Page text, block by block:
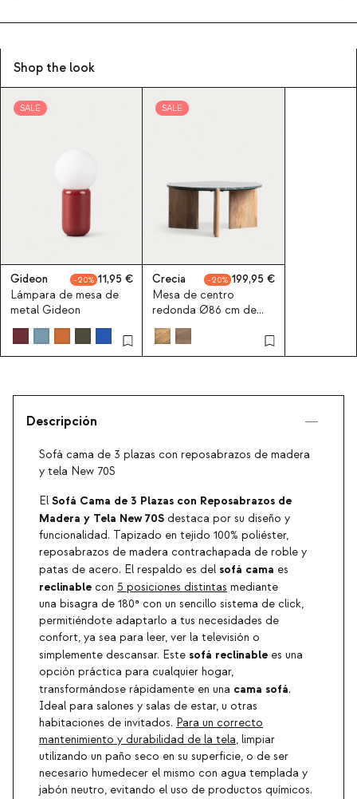
Shop the look
SALE
Gideon 20
11,95
Lámpara de mesa de
metal Gideon
SALE
Crecia 20
199,95
Mesa de centro
redonda Ø86 cm de
madera de mango y
mármol Crecia
Descripción
Sofá cama de 3 plazas con reposabrazos de madera
y tela New 70S
El Sofá Cama de 3 Plazas con Reposabrazos de
Madera y Tela New 70S destaca por su diseño y
funcionalidad. Tapizado en tejido 100% poliéster,
reposabrazos de madera contrachapada de roble y
patas de acero. El respaldo es del sofá cama es
reclinable con 5 posiciones distintas mediante
una bisagra de 180ª con un sencillo sistema de click,
permitiéndote adaptarlo a tus necesidades de
confort, ya sea para leer, ver la televisión o
simplemente descansar. Este sofá reclinable es una
opción práctica para cualquier hogar,
transformándose rápidamente en una cama sofá.
Ideal para salones y salas de estar, u otras
habitaciones de invitados. Para un correcto
mantenimiento y durabilidad de la tela, limpiar
utilizando un paño seco en su superficie, o de ser
necesario humedecer el mismo con agua templada y
jabón neutro, evitando el uso de productos químicos.